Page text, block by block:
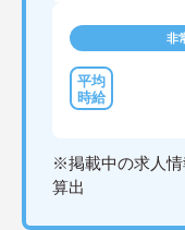
非
※掲載中の求人情
算出